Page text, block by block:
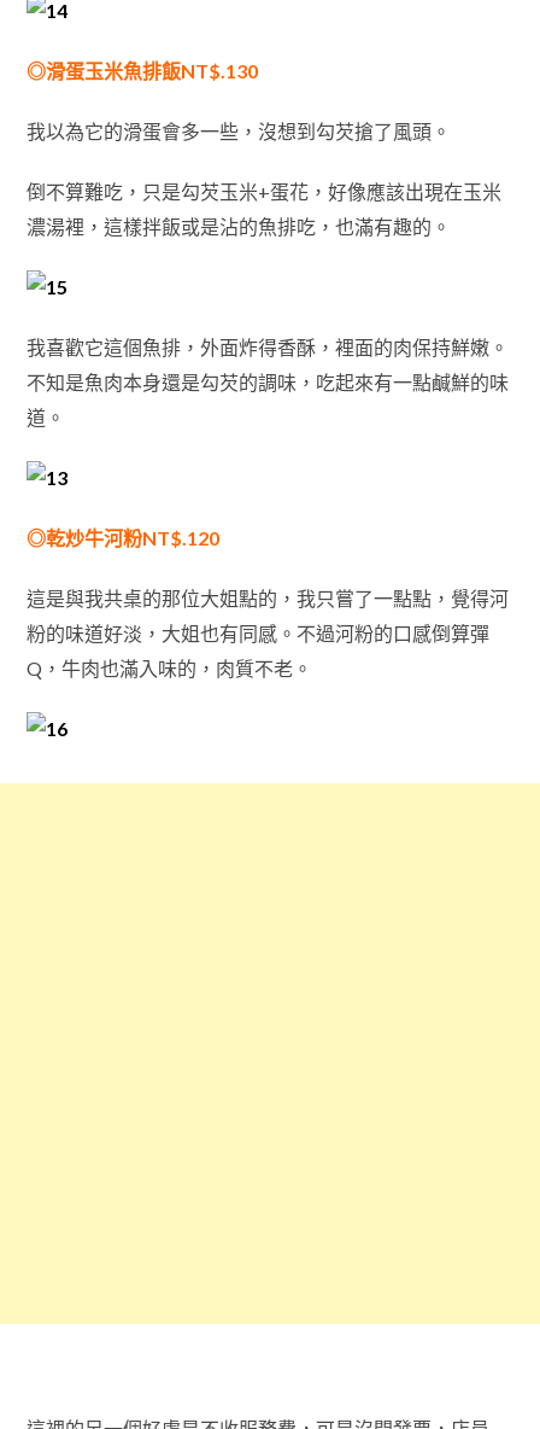
◎滑蛋玉米魚排飯NT$.130
我以為它的滑蛋會多一些，沒想到勾芡搶了風頭。
倒不算難吃，只是勾芡玉米+蛋花，好像應該出現在玉米
濃湯裡，這樣拌飯或是沾的魚排吃，也滿有趣的。
我喜歡它這個魚排，外面炸得香酥，裡面的肉保持鮮嫩。
不知是魚肉本身還是勾芡的調味，吃起來有一點鹹鮮的味
道。
◎乾炒牛河粉NT$.120
這是與我共桌的那位大姐點的，我只嘗了一點點，覺得河
粉的味道好淡，大姐也有同感。不過河粉的口感倒算彈
Q，牛肉也滿入味的，肉質不老。